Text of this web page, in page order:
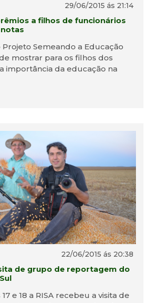
29/06/2015 ás 21:14
a filhos de funcionários
Projeto Semeando a Educação
mostrar para os filhos dos
importância da educação na
22/06/2015 ás 20:38
de grupo de reportagem do
e 18 a RISA recebeu a visita de